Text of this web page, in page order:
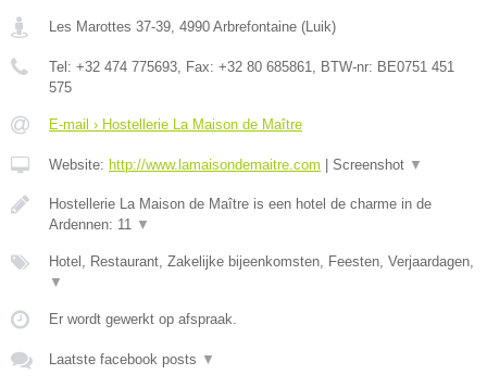
Les Marottes 37-39, 4990 Arbrefontaine (Luik)
Tel: +32 474 775693, Fax: +32 80 685861, BTW-nr: BE0751 451
575
E-mail › Hostellerie La Maison de Maître
Website: http://www.lamaisondemaitre.com Screenshot ▼
Hostellerie La Maison de Maître is een hotel de charme in de
Ardennen: 11 ▼
Hotel, Restaurant, Zakelijke bijeenkomsten, Feesten, Verjaardagen,
▼
Er wordt gewerkt op afspraak.
Laatste facebook posts ▼